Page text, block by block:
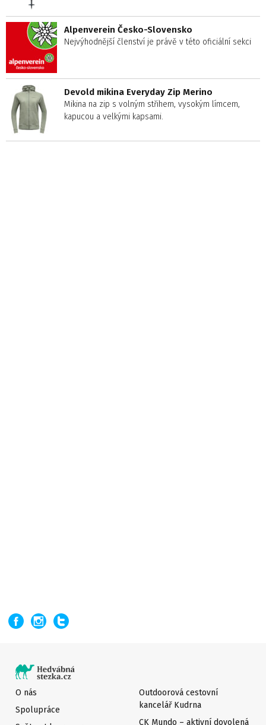
Alpenverein Česko-Slovensko
Nejvýhodnější členství je právě v této oficiální sekci
Devold mikina Everyday Zip Merino
Mikina na zip s volným střihem, vysokým límcem,
kapucou a velkými kapsami.
O nás
Spolupráce
Outdoorová cestovní
kancelář Kudrna
CK Mundo – aktivní dovolená